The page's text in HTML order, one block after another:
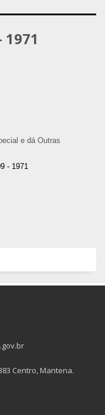
e dá Outras
- 1971
Centro, Mantena.